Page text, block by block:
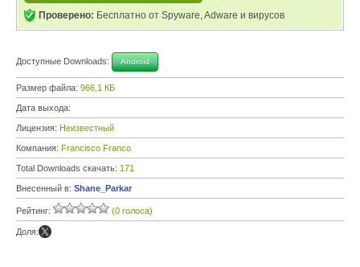
Проверено: Бесплатно от Spyware, Adware и вирусов
Доступные Downloads: Android
Размер файла: 966,1 КБ
Дата выхода:
Лицензия: Неизвестный
Компания: Francisco Franco
Total Downloads скачать: 171
Внесенный в: Shane_Parkar
Рейтинг: (0 голоса)
Доля: